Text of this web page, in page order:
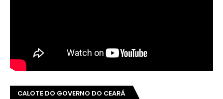
CALOTE DO GOVERNO DO CEARÁ